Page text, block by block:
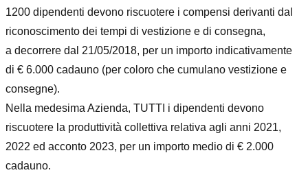
1200 dipendenti devono riscuotere i compensi derivanti dal
riconoscimento dei tempi di vestizione e di consegna,
a decorrere dal 21/05/2018, per un importo indicativamente
di € 6.000 cadauno (per coloro che cumulano vestizione e
consegne).
Nella medesima Azienda, TUTTI i dipendenti devono
riscuotere la produttività collettiva relativa agli anni 2021,
2022 ed acconto 2023, per un importo medio di € 2.000
cadauno.